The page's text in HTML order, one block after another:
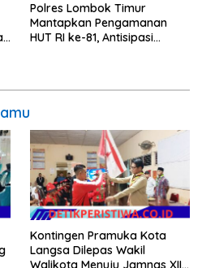
Polres Lombok Timur
Mantapkan Pengamanan
HUT RI ke-81, Antisipasi
Kontingen Pramuka Kota
Langsa Dilepas Wakil
Walikota Menuju Jamnas XII